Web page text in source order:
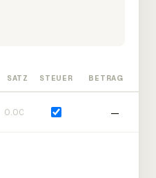
SATZ STEUER BETRAG
—